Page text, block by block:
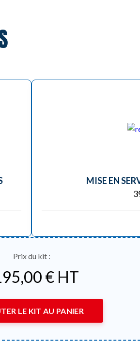
MISE EN
Prix du kit :
€ HT
LE KIT AU PANIER